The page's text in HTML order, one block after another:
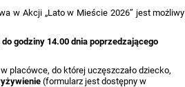
w Akcji „Lato w Mieście 2026” jest możliwy
godziny 14.00 dnia poprzedzającego
placówce, do której uczęszczało dziecko,
(formularz jest dostępny w